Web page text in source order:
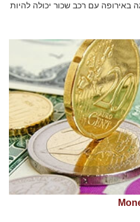
באירופה עם רכב שכור יכולה להיות